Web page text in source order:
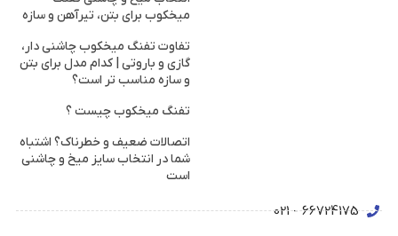
میخکوب برای بتن، تیرآهن و سازه
تفاوت تفنگ میخکوب چاشنی دار،
گازی و باروتی | کدام مدل برای بتن
و سازه مناسب تر است؟
تفنگ میخکوب چیست ؟
اتصالات ضعیف و خطرناک؟ اشتباه
شما در انتخاب سایز میخ و چاشنی
است
66724175 - 021